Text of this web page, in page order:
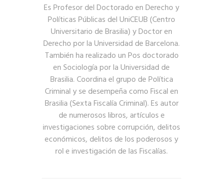
Es Profesor del Doctorado en Derecho y
Políticas Públicas del UniCEUB (Centro
Universitario de Brasilia) y Doctor en
Derecho por la Universidad de Barcelona.
También ha realizado un Pos doctorado
en Sociología por la Universidad de
Brasilia. Coordina el grupo de Política
Criminal y se desempeña como Fiscal en
Brasilia (Sexta Fiscalía Criminal). Es autor
de numerosos libros, artículos e
investigaciones sobre corrupción, delitos
económicos, delitos de los poderosos y
rol e investigación de las Fiscalías.